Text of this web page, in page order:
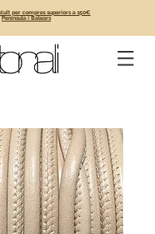
per compres superiors a 150€
Península i Balears